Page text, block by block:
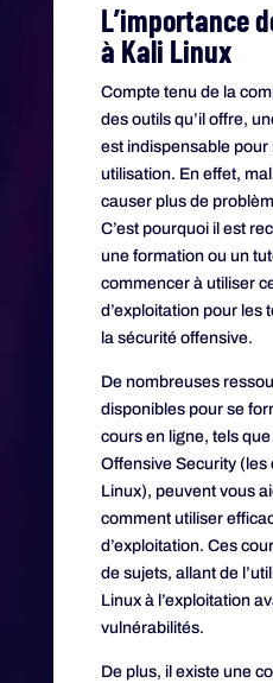
L’importance
à Kali Linux
Compte tenu de la
des outils qu’il offre,
est indispensable pour
utilisation. En effet,
causer plus de
C’est pourquoi il est
une formation ou un
commencer à utiliser
d’exploitation pour les
la sécurité offensive.
De nombreuses
disponibles pour se
cours en ligne, tels
Offensive Security (les
Linux), peuvent vous
comment utiliser
d’exploitation. Ces
de sujets, allant de
Linux à l’exploitation
vulnérabilités.
De plus, il existe une